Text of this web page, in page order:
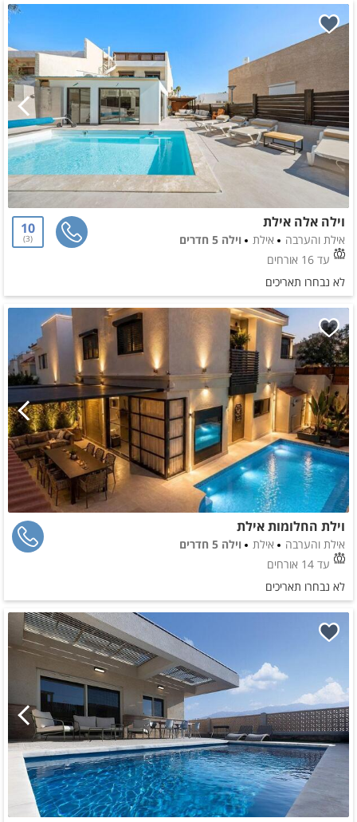
וילה אלה אילת
אילת והערבה אילת
וילה 5 חדרים
עד 16 אורחים
10
3
לא נבחרו תאריכים
וילת החלומות אילת
אילת והערבה אילת
וילה 5 חדרים
עד 14 אורחים
לא נבחרו תאריכים